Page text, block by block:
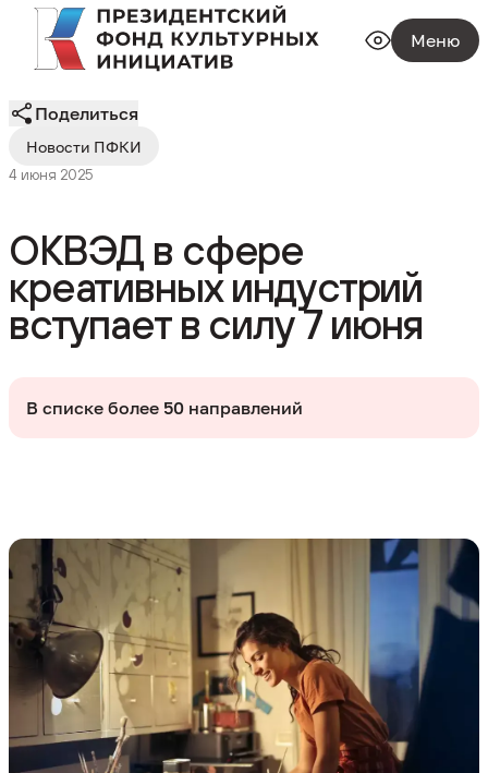
Меню
Новости ПФКИ
4 июня 2025
Поделиться
ОКВЭД в сфере
креативных индустрий
вступает в силу 7 июня
В списке более 50 направлений